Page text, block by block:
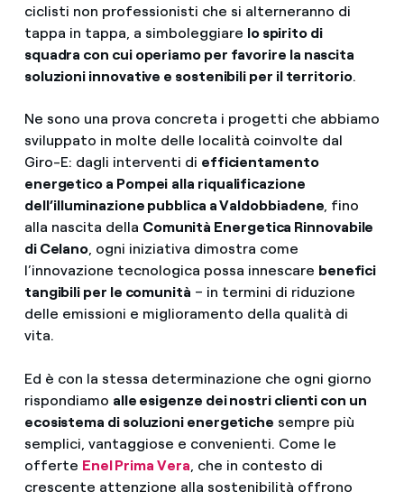
ciclisti non professionisti che si alterneranno di
tappa in tappa, a simboleggiare lo spirito di
squadra con cui operiamo per favorire la nascita
soluzioni innovative e sostenibili per il territorio.
Ne sono una prova concreta i progetti che abbiamo
sviluppato in molte delle località coinvolte dal
Giro-E: dagli interventi di efficientamento
energetico a Pompei alla riqualificazione
dell’illuminazione pubblica a Valdobbiadene, fino
alla nascita della Comunità Energetica Rinnovabile
di Celano, ogni iniziativa dimostra come
l’innovazione tecnologica possa innescare benefici
tangibili per le comunità – in termini di riduzione
delle emissioni e miglioramento della qualità di
vita.
Ed è con la stessa determinazione che ogni giorno
rispondiamo alle esigenze dei nostri clienti con un
ecosistema di soluzioni energetiche sempre più
semplici, vantaggiose e convenienti. Come le
offerte Enel Prima Vera, che in contesto di
crescente attenzione alla sostenibilità offrono